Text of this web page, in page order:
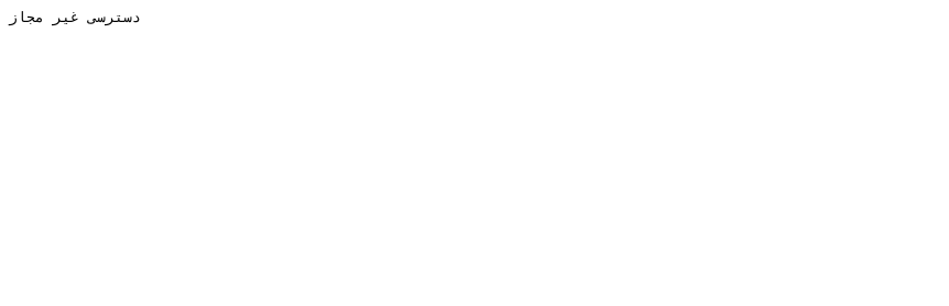
دسترسی غیر مجاز